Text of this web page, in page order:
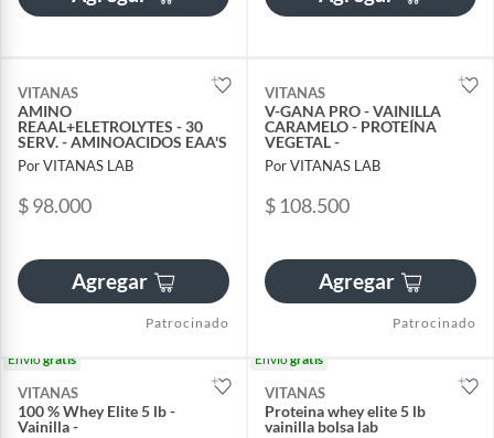
VITANAS
AMINO
REAAL+ELETROLYTES - 30
SERV. - AMINOACIDOS EAA'S
Por VITANAS LAB
$ 98.000
Agregar
Patrocinado
VITANAS
V-GANA PRO - VAINILLA
CARAMELO - PROTEÍNA
VEGETAL -
Por VITANAS LAB
$ 108.500
Agregar
Patrocinado
Envíogratis
VITANAS
100 % Whey Elite 5 lb -
Vainilla -
Envíogratis
VITANAS
Proteina whey elite 5 lb
vainilla bolsa lab